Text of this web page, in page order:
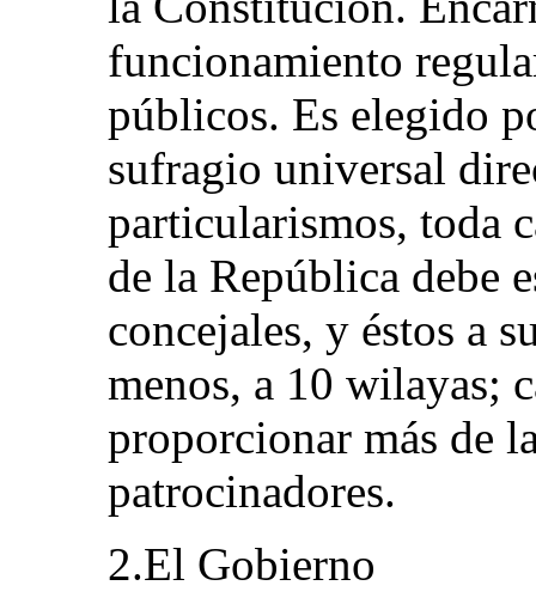
funcionamiento
públicos. Es elegido
sufragio universal
particularismos, toda
de la República debe
concejales, y éstos a
menos, a 10 wilayas;
proporcionar más de
patrocinadores.
2.El Gobierno